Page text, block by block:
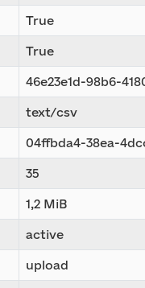
True
True
46e23e1d-98b6-
text/csv
04ffbda4-38ea-
35
1,2 MiB
active
upload